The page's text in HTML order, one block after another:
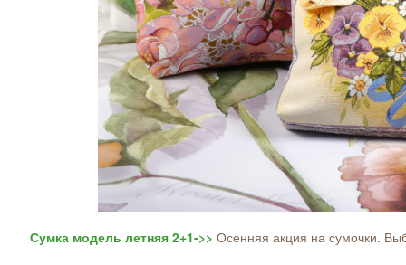
Сумка модель летняя 2+1->> Осенняя акция на сумочки.